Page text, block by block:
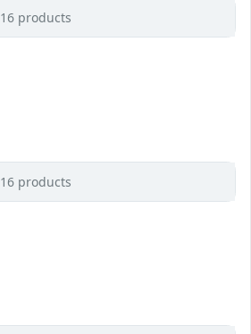
16 products
16 products